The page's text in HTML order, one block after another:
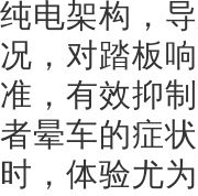
纯电架构，
况，对踏板
准，有效抑
者晕车的症
时，体验尤为